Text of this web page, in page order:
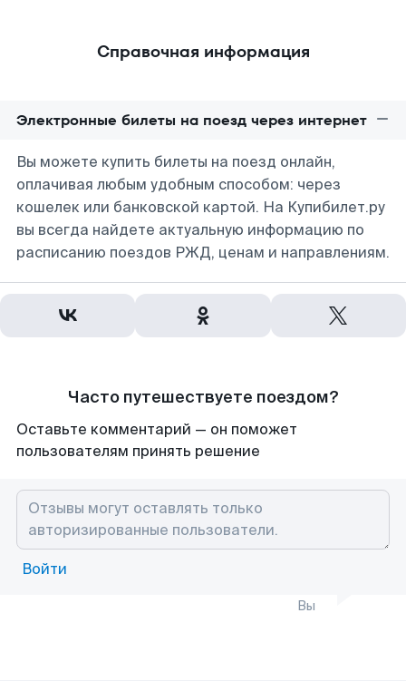
Справочная информация
Электронные билеты на поезд через интернет
Вы можете купить билеты на поезд онлайн,
оплачивая любым удобным способом: через
кошелек или банковской картой. На Купибилет.ру
вы всегда найдете актуальную информацию по
расписанию поездов РЖД, ценам и направлениям.
Часто путешествуете поездом?
Оставьте комментарий — он поможет
пользователям принять решение
Войти
Вы